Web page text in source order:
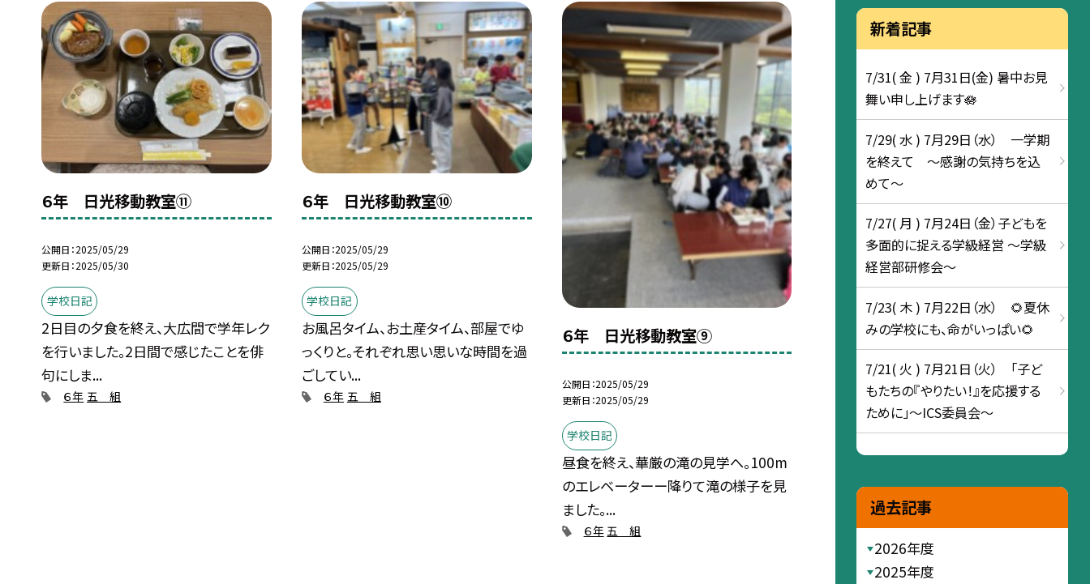
６年 日光移動教室⑪
公開日 2025/05/29
更新日 2025/05/30
学校日記
2日目の夕食を終え、大広間で学年レク
を行いました。2日間で感じたことを俳
句にしま...
６年 五 組
６年 日光移動教室⑩
公開日 2025/05/29
更新日 2025/05/29
学校日記
お風呂タイム、お土産タイム、部屋でゆ
っくりと。それぞれ思い思いな時間を過
ごしてい...
６年 五 組
６年 日光移動教室⑨
公開日 2025/05/29
更新日 2025/05/29
学校日記
昼食を終え、華厳の滝の見学へ。100m
のエレベーターー降りて滝の様子を見
ました。...
６年 五 組
新着記事
7/31( 金 ) 7月31日(金) 暑中お見
舞い申し上げます🪷
7/29( 水 ) 7月29日（水） 一学期
を終えて ～感謝の気持ちを込
めて～
7/27( 月 ) 7月24日（金）子どもを
多面的に捉える学級経営 ～学級
経営部研修会～
7/23( 木 ) 7月22日（水） 🌻夏休
みの学校にも、命がいっぱい🌻
7/21( 火 ) 7月21日（火） 「子ど
もたちの『やりたい！』を応援する
ために」～ICS委員会～
過去記事
2026年度
2025年度